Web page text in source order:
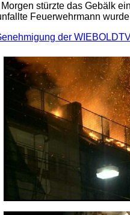
stürzte das Gebälk
Feuerwehrmann
der